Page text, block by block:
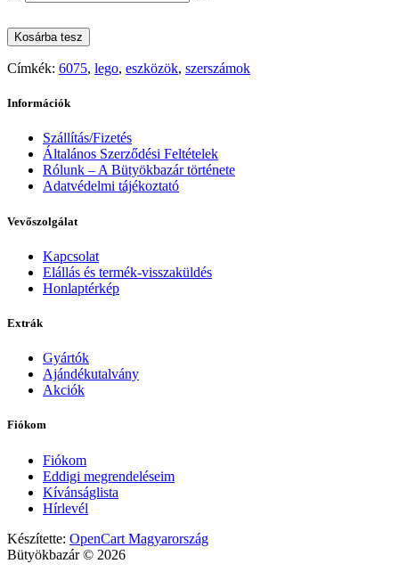
Kosárba tesz
Címkék: 6075, lego, eszközök, szerszámok
Információk
Szállítás/Fizetés
Általános Szerződési Feltételek
Rólunk – A Bütyökbazár története
Adatvédelmi tájékoztató
Vevőszolgálat
Kapcsolat
Elállás és termék-visszaküldés
Honlaptérkép
Extrák
Gyártók
Ajándékutalvány
Akciók
Fiókom
Fiókom
Eddigi megrendeléseim
Kívánságlista
Hírlevél
Készítette: OpenCart Magyarország
Bütyökbazár © 2026